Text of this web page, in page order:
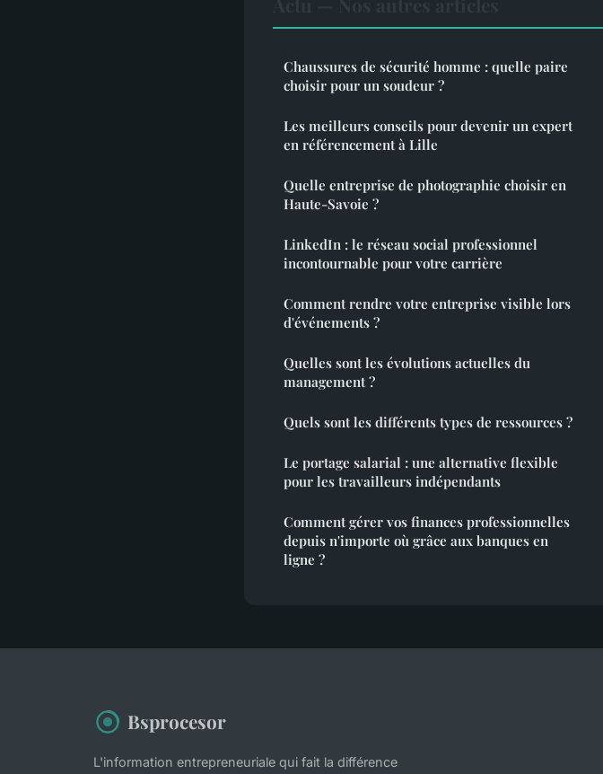
Chaussures de sécurité homme : quelle paire
choisir pour un soudeur ?
Les meilleurs conseils pour devenir un expert
en référencement à Lille
Quelle entreprise de photographie choisir en
Haute-Savoie ?
LinkedIn : le réseau social professionnel
incontournable pour votre carrière
Comment rendre votre entreprise visible lors
d'événements ?
Quelles sont les évolutions actuelles du
management ?
Quels sont les différents types de ressources ?
Le portage salarial : une alternative flexible
pour les travailleurs indépendants
Comment gérer vos finances professionnelles
depuis n'importe où grâce aux banques en
ligne ?
Bsprocesor
L'information entrepreneuriale qui fait la différence